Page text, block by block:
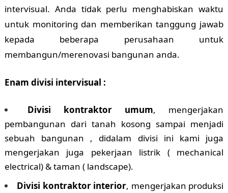
intervisual. Anda tidak perlu menghabiskan waktu
untuk monitoring dan memberikan tanggung jawab
kepada beberapa perusahaan untuk
membangun/merenovasi bangunan anda.
Enam divisi intervisual :
Divisi kontraktor umum, mengerjakan
pembangunan dari tanah kosong sampai menjadi
sebuah bangunan , didalam divisi ini kami juga
mengerjakan juga pekerjaan listrik ( mechanical
electrical) & taman ( landscape).
Divisi kontraktor interior, mengerjakan produksi